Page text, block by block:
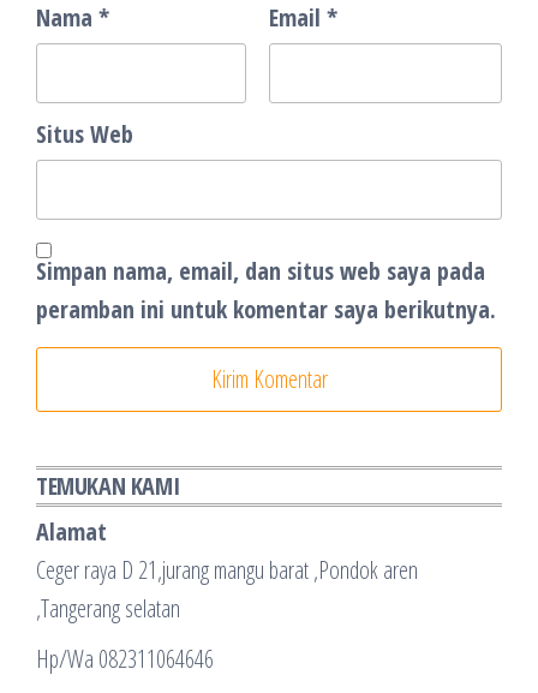
Nama * Email *
Situs Web
Simpan nama, email, dan situs web saya pada
peramban ini untuk komentar saya berikutnya.
TEMUKAN KAMI
Alamat
Ceger raya D 21,jurang mangu barat ,Pondok aren
,Tangerang selatan
Hp/Wa 082311064646